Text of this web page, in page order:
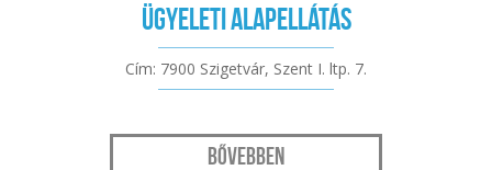
Ügyeleti alapellátás
Cím: 7900 Szigetvár, Szent I. ltp. 7.
Bővebben